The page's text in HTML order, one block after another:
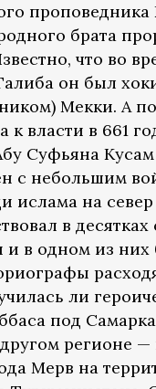
проповедника
брата
что во
он был
Мекки. А
к власти в 661
Суфьяна
с небольшим
ислама на
в
и в одном из них
ли
под
регионе —
Мерв на